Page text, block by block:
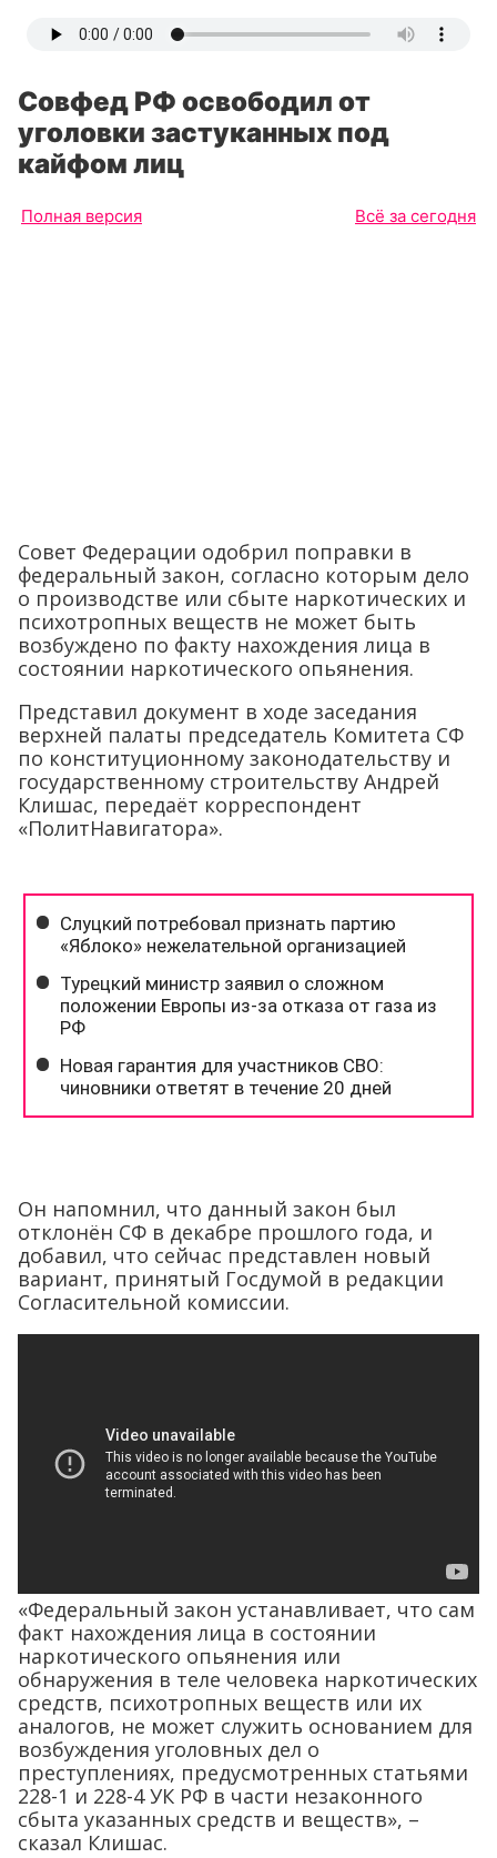
Совфед РФ освободил от
уголовки застуканных под
кайфом лиц
Полная версия Всё за сегодня
Совет Федерации одобрил поправки в
федеральный закон, согласно которым дело
о производстве или сбыте наркотических и
психотропных веществ не может быть
возбуждено по факту нахождения лица в
состоянии наркотического опьянения.
Представил документ в ходе заседания
верхней палаты председатель Комитета СФ
по конституционному законодательству и
государственному строительству Андрей
Клишас, передаёт корреспондент
«ПолитНавигатора».
Он напомнил, что данный закон был
отклонён СФ в декабре прошлого года, и
добавил, что сейчас представлен новый
вариант, принятый Госдумой в редакции
Согласительной комиссии.
«Федеральный закон устанавливает, что сам
факт нахождения лица в состоянии
наркотического опьянения или
обнаружения в теле человека наркотических
средств, психотропных веществ или их
аналогов, не может служить основанием для
возбуждения уголовных дел о
преступлениях, предусмотренных статьями
228-1 и 228-4 УК РФ в части незаконного
сбыта указанных средств и веществ», –
сказал Клишас.